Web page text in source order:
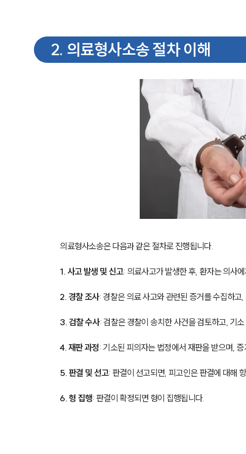
2. 의료형사소송 절차 이해
의료형사소송은 다음과 같은 절차로 진행됩니다.
1. 사고 발생 및 신고: 의료사고가 발생한 후, 환자는 의사
2. 경찰 조사: 경찰은 의료 사고와 관련된 증거를 수집하
3. 검찰 수사: 검찰은 경찰이 송치한 사건을 검토하고, 기
4. 재판 과정: 기소된 피의자는 법정에서 재판을 받으며,
5. 판결 및 선고: 판결이 선고되면, 피고인은 판결에 대해
6. 형 집행: 판결이 확정되면 형이 집행됩니다.